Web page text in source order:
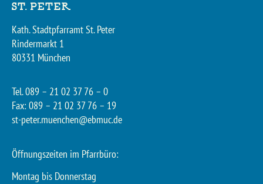
Kath. Stadtpfarramt St. Peter
Rindermarkt 1
80331 München
Tel. 089 – 21 02 37 76 – 0
Fax: 089 – 21 02 37 76 – 19
st-peter.muenchen@ebmuc.de
Öffnungszeiten im Pfarrbüro:
Montag bis Donnerstag